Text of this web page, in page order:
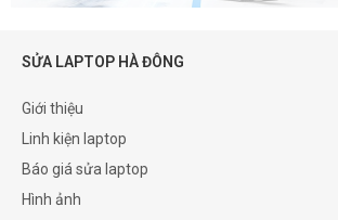
SỬA LAPTOP HÀ ĐÔNG
Giới thiệu
Linh kiện laptop
Báo giá sửa laptop
Hình ảnh